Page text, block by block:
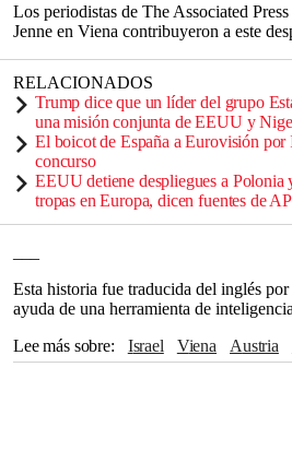
Los periodistas de The Associated
Jenne en Viena contribuyeron a este
RELACIONADOS
Trump dice que un líder del grupo
una misión conjunta de EEUU y
El boicot de España a Eurovisión por
concurso
EEUU detiene despliegues a Polonia
tropas en Europa, dicen fuentes de AP
Esta historia fue traducida del inglés
ayuda de una herramienta de
Lee más sobre
Israel Viena Austria